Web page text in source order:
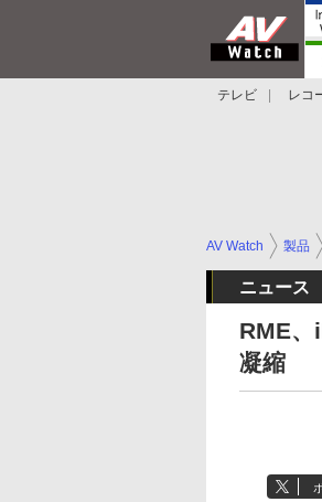
テレビ レコ
AV Watch 製品
ニュース
RME
凝縮